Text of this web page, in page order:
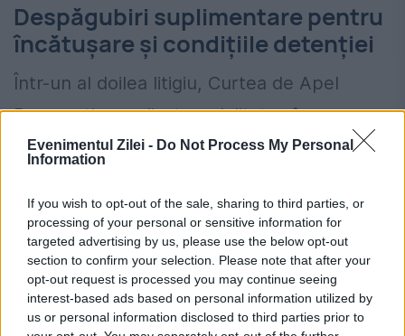
Evenimentul Zilei - Do Not Process My Personal
Information
If you wish to opt-out of the sale, sharing to third parties, or
processing of your personal or sensitive information for
targeted advertising by us, please use the below opt-out
section to confirm your selection. Please note that after your
opt-out request is processed you may continue seeing
interest-based ads based on personal information utilized by
us or personal information disclosed to third parties prior to
Despăgubiri suplimentare pentru
încătușare și condițiile detenției
Într-un al doilea litigiu, Curtea de Apel
București a analizat modalitatea în care
fostul procuror a fost tratat în timpul
Prindecizia civilă nr. 545A din 27 mai 2025
instanța a acordat mai multe categorii de
despăgubiri morale.